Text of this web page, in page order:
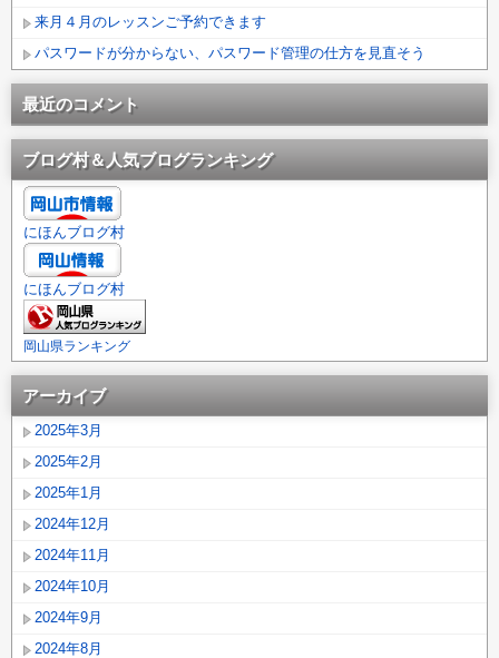
来月４月のレッスンご予約できます
パスワードが分からない、パスワード管理の仕方を見直そう
最近のコメント
ブログ村＆人気ブログランキング
にほんブログ村
にほんブログ村
岡山県ランキング
アーカイブ
2025年3月
2025年2月
2025年1月
2024年12月
2024年11月
2024年10月
2024年9月
2024年8月